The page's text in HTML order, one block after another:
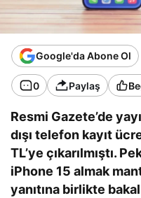
Google'da Abone Ol
0 Paylaş
Resmi Gazete’de
dışı telefon kayıt
TL’ye çıkarılmıştı.
iPhone 15 almak
yanıtına birlikte